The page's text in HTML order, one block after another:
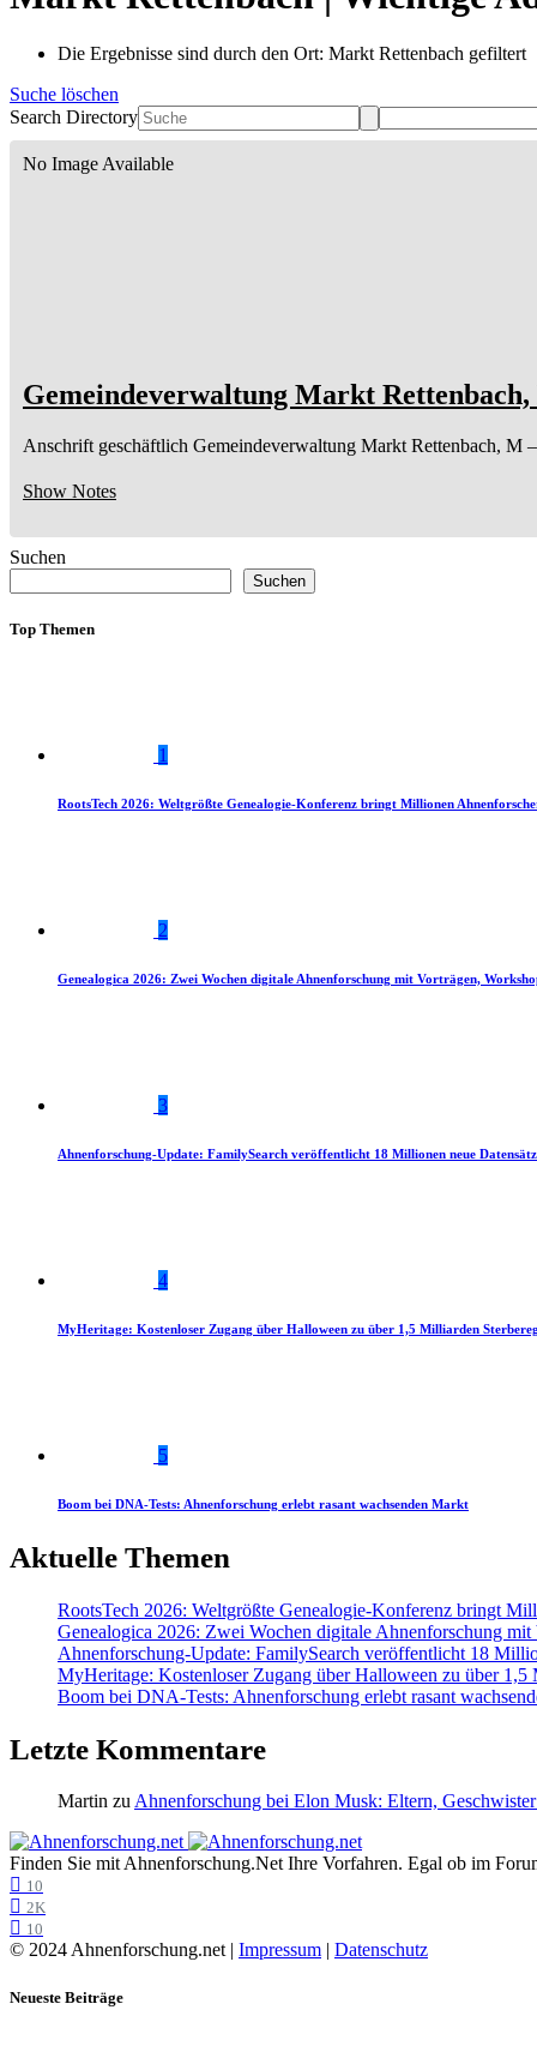
Die Ergebnisse sind durch den Ort: Markt Rettenbach gefiltert
Suche löschen
Search Directory
No Image Available
Gemeindeverwaltung Markt
Anschrift geschäftlich Gemeindeverwaltung Markt Rettenbach, M
Show Notes
Suchen
Suchen
Top Themen
1
RootsTech 2026: Weltgrößte Genealogie-Konferenz bringt Millionen
2
Genealogica 2026: Zwei Wochen digitale Ahnenforschung mit Vorträgen,
3
Ahnenforschung-Update: FamilySearch veröffentlicht 18 Millionen neue
4
MyHeritage: Kostenloser Zugang über Halloween zu über 1,5 Milliarden
5
Boom bei DNA-Tests: Ahnenforschung erlebt rasant wachsenden Markt
Aktuelle Themen
RootsTech 2026: Weltgrößte Genealogie-Konferenz bringt
Genealogica 2026: Zwei Wochen digitale Ahnenforschung mit
Ahnenforschung-Update: FamilySearch veröffentlicht 18
MyHeritage: Kostenloser Zugang über Halloween zu über 1,5
Boom bei DNA-Tests: Ahnenforschung erlebt rasant
Letzte Kommentare
Martin zu Ahnenforschung bei Elon Musk: Eltern,
Finden Sie mit Ahnenforschung.Net Ihre Vorfahren. Egal ob im
10
2K
10
© 2024 Ahnenforschung.net | Impressum | Datenschutz
Neueste Beiträge